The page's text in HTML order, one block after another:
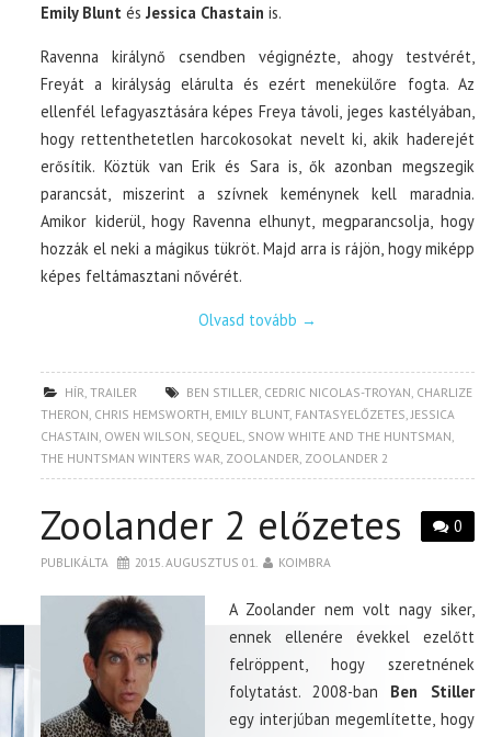
Emily Blunt ésJessica Chastain is.
Ravenna királynő csendben végignézte, ahogy testvérét,
Freyát a királyság elárulta és ezért menekülőre fogta. Az
ellenfél lefagyasztására képes Freya távoli, jeges kastélyában,
hogy rettenthetetlen harcokosokat nevelt ki, akik haderejét
erősítik. Köztük van Erik és Sara is, ők azonban megszegik
parancsát, miszerint a szívnek keménynek kell maradnia.
Amikor kiderül, hogy Ravenna elhunyt, megparancsolja, hogy
hozzák el neki a mágikus tükröt. Majd arra is rájön, hogy miképp
képes feltámasztani nővérét.
Olvasd tovább →
HÍR ,TRAILER BEN STILLER CEDRIC NICOLAS-TROYAN CHARLIZE
THERON CHRIS HEMSWORTH EMILY BLUNT, FANTASYELŐZETES JESSICA
CHASTAIN OWEN WILSON SEQUEL SNOW WHITE AND THE HUNTSMAN
THE HUNTSMAN WINTERS WAR ZOOLANDER ZOOLANDER 2
0
Zoolander 2 előzetes
PUBLIKÁLTA 2015. AUGUSZTUS 01. KOIMBRA
A Zoolander nem volt nagy siker,
ennek ellenére évekkel ezelőtt
felröppent, hogy szeretnének
folytatást. 2008-ban Ben Stiller
egy interjúban megemlítette, hogy